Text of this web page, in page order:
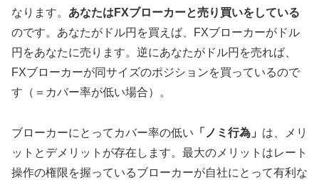
なります。 あなたはFXブローカーと売り買いをしている
のです。あなたがドル円を買えば、FXブローカーがドル
円をあなたに売ります。逆にあなたがドル円を売れば、
FXブローカーが同サイズのポジションを買っているので
す（＝カバー率が低い場合）。
ブローカーにとってカバー率の低い 「ノミ行為」 は、メリ
ットとデメリットが存在します。最大のメリットはレート
操作の権限を握っているブローカーが自社にとって有利な